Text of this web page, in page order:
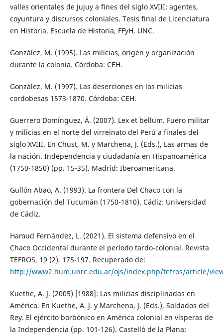
valles orientales de Jujuy a fines del siglo XVIII: agentes,
coyuntura y discursos coloniales. Tesis final de Licenciatura
en Historia. Escuela de Historia, FFyH, UNC.
González, M. (1995). Las milicias, origen y organización
durante la colonia. Córdoba: CEH.
González, M. (1997). Las deserciones en las milicias
cordobesas 1573-1870. Córdoba: CEH.
Guerrero Domínguez, Á. (2007). Lex et bellum. Fuero militar
y milicias en el norte del virreinato del Perú a finales del
siglo XVIII. En Chust, M. y Marchena, J. (Eds.), Las armas de
la nación. Independencia y ciudadanía en Hispanoamérica
(1750-1850) (pp. 15-35). Madrid: Iberoamericana.
Gullón Abao, A. (1993). La frontera Del Chaco con la
gobernación del Tucumán (1750-1810). Cádiz: Universidad
de Cádiz.
Hamud Fernández, L. (2021). El sistema defensivo en el
Chaco Occidental durante el período tardo-colonial. Revista
TEFROS, 19 (2), 175-197. Recuperado de:
http://www2.hum.unrc.edu.ar/ojs/index.php/tefros/article/
Kuethe, A. J. (2005) [1988]: Las milicias disciplinadas en
América. En Kuethe, A. J. y Marchena, J. (Eds.), Soldados del
Rey. El ejército borbónico en América colonial en vísperas de
la Independencia (pp. 101-126). Castelló de la Plana: